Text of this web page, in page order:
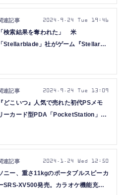
「検索結果を奪われた」 米
「Stellarblade」社がゲーム『Stellar
2024.9.24 Tue 19:46
『どこいつ』人気で売れた初代PSメモ
ーカード型PDA「PocketStation」
2024.9.24 Tue 13:09
ニー、重さ11kgのポータブルスピーカ
SRS-XV500発売。カラオケ機能充
2024.1.24 Wed 12:50